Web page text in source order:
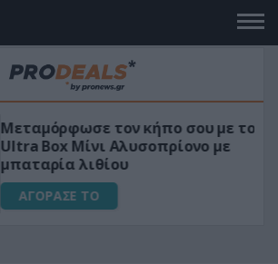
Μεταμόρφωσε τον κήπο σου με το
Ultra Box Μίνι Αλυσοπρίονο με
μπαταρία λιθίου
ΑΓΟΡΑΣΕ ΤΟ